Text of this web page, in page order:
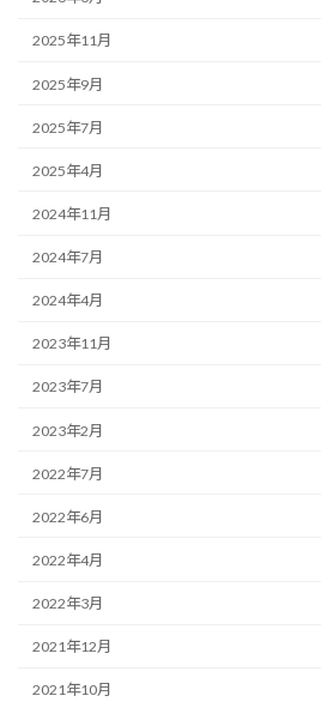
2025年11月
2025年9月
2025年7月
2025年4月
2024年11月
2024年7月
2024年4月
2023年11月
2023年7月
2023年2月
2022年7月
2022年6月
2022年4月
2022年3月
2021年12月
2021年10月